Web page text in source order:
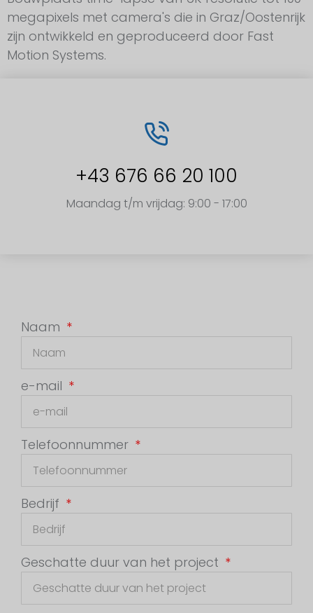
megapixels met camera's die in Graz/Oostenrijk
zijn ontwikkeld en geproduceerd door Fast
Motion Systems.
+43 676 66 20 100
Maandag t/m vrijdag: 9:00 - 17:00
Naam
e-mail
Telefoonnummer
Bedrijf
Geschatte duur van het project